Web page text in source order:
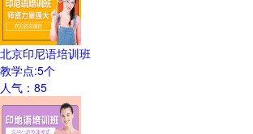
北京印尼语培训班
教学点:5个
人气： 85